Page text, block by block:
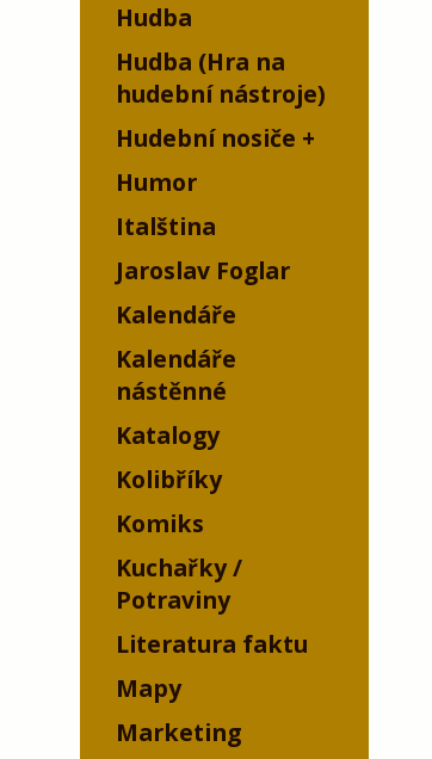
Hudba
Hudba (Hra na
hudební nástroje)
Hudební nosiče
Humor
Italština
Jaroslav Foglar
Kalendáře
Kalendáře
nástěnné
Katalogy
Kolibříky
Komiks
Kuchařky /
Potraviny
Literatura faktu
Mapy
Marketing